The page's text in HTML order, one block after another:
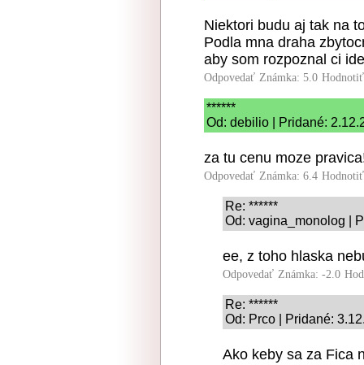
Niektori budu aj tak na
Podla mna draha
aby som rozpoznal ci
Odpovedať Známka: 5.0
******
Od: debilio | Pridané:
za tu cenu moze
Odpovedať Známka: 6.4
Re: ******
Od: vagina_monolog |
ee, z toho hlaska
Odpovedať Známka: -2.0
Re: ******
Od: Prco | Pridané:
Ako keby sa za Fica